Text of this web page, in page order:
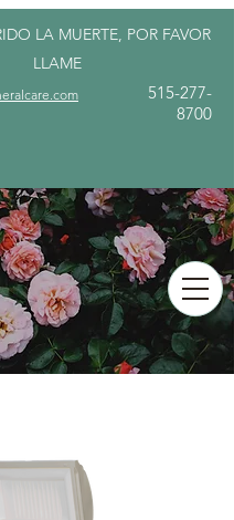
LA MUERTE, POR FAVOR
LLAME
515-277-
8700